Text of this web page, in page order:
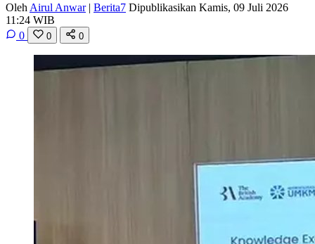
Oleh Airul Anwar | Berita7 Dipublikasikan Kamis, 09 Juli 2026
11:24 WIB
0
0 0